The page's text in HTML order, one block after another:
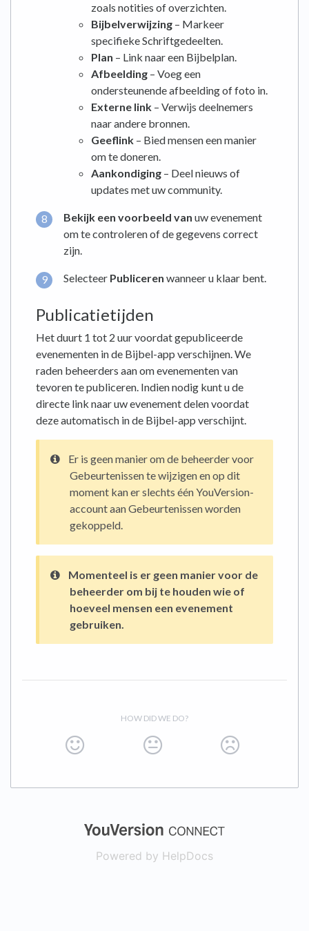
zoals notities of overzichten.
Bijbelverwijzing – Markeer
specifieke Schriftgedeelten.
Plan – Link naar een Bijbelplan.
Afbeelding – Voeg een
ondersteunende afbeelding of foto in.
Externe link – Verwijs deelnemers
naar andere bronnen.
Geeflink – Bied mensen een manier
om te doneren.
Aankondiging – Deel nieuws of
updates met uw community.
Bekijk een voorbeeld van uw evenement
om te controleren of de gegevens correct
zijn.
Selecteer Publiceren wanneer u klaar bent.
Publicatietijden
Het duurt 1 tot 2 uur voordat gepubliceerde
evenementen in de Bijbel-app verschijnen. We
raden beheerders aan om evenementen van
tevoren te publiceren. Indien nodig kunt u de
directe link naar uw evenement delen voordat
deze automatisch in de Bijbel-app verschijnt.
Er is geen manier om de beheerder voor
Gebeurtenissen te wijzigen en op dit
moment kan er slechts één YouVersion-
account aan Gebeurtenissen worden
gekoppeld.
Momenteel is er geen manier voor de
beheerder om bij te houden wie of
hoeveel mensen een evenement
gebruiken.
HOW DID WE DO?
(opens in a
Powered by HelpDocs